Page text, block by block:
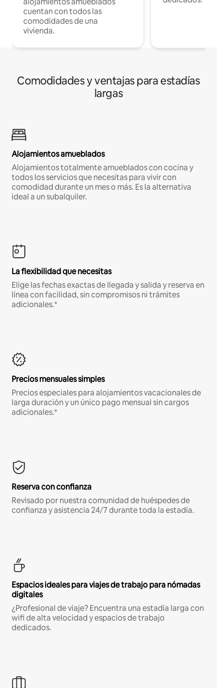
cuentan con todos las
comodidades de una
vivienda.
Comodidades y ventajas para estadías
largas
Alojamientos amueblados
Alojamientos totalmente amueblados con cocina y
todos los servicios que necesitas para vivir con
comodidad durante un mes o más. Es la alternativa
ideal a un subalquiler.
La flexibilidad que necesitas
Elige las fechas exactas de llegada y salida y reserva en
línea con facilidad, sin compromisos ni trámites
adicionales.*
Precios mensuales simples
Precios especiales para alojamientos vacacionales de
larga duración y un único pago mensual sin cargos
adicionales.*
Reserva con confianza
Revisado por nuestra comunidad de huéspedes de
confianza y asistencia 24/7 durante toda la estadía.
Espacios ideales para viajes de trabajo para nómadas
digitales
¿Profesional de viaje? Encuentra una estadía larga con
wifi de alta velocidad y espacios de trabajo
dedicados.